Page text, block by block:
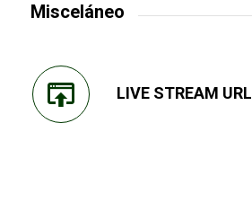
Misceláneo
LIVE STREAM URL